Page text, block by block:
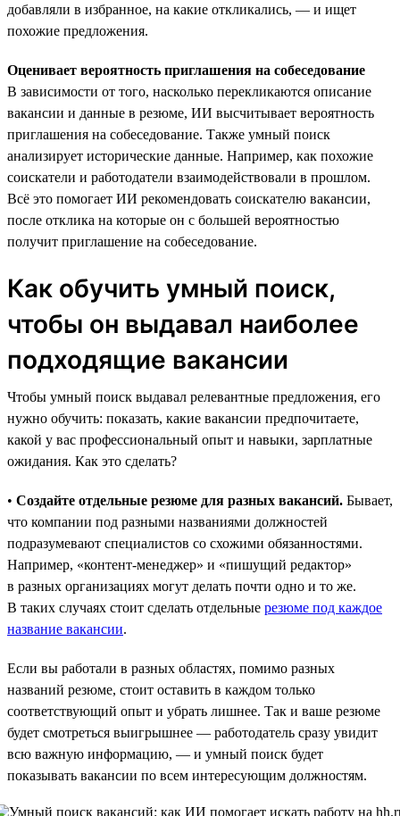
добавляли в избранное, на какие откликались, — и ищет
похожие предложения.
Оценивает вероятность приглашения на собеседование
В зависимости от того, насколько перекликаются описание
вакансии и данные в резюме, ИИ высчитывает вероятность
приглашения на собеседование. Также умный поиск
анализирует исторические данные. Например, как похожие
соискатели и работодатели взаимодействовали в прошлом.
Всё это помогает ИИ рекомендовать соискателю вакансии,
после отклика на которые он с большей вероятностью
получит приглашение на собеседование.
Как обучить умный поиск,
чтобы он выдавал наиболее
подходящие вакансии
Чтобы умный поиск выдавал релевантные предложения, его
нужно обучить: показать, какие вакансии предпочитаете,
какой у вас профессиональный опыт и навыки, зарплатные
ожидания. Как это сделать?
• Создайте отдельные резюме для разных вакансий. Бывает,
что компании под разными названиями должностей
подразумевают специалистов со схожими обязанностями.
Например, «контент-менеджер» и «пишущий редактор»
в разных организациях могут делать почти одно и то же.
В таких случаях стоит сделать отдельные резюме под каждое
название вакансии.
Если вы работали в разных областях, помимо разных
названий резюме, стоит оставить в каждом только
соответствующий опыт и убрать лишнее. Так и ваше резюме
будет смотреться выигрышнее — работодатель сразу увидит
всю важную информацию, — и умный поиск будет
показывать вакансии по всем интересующим должностям.